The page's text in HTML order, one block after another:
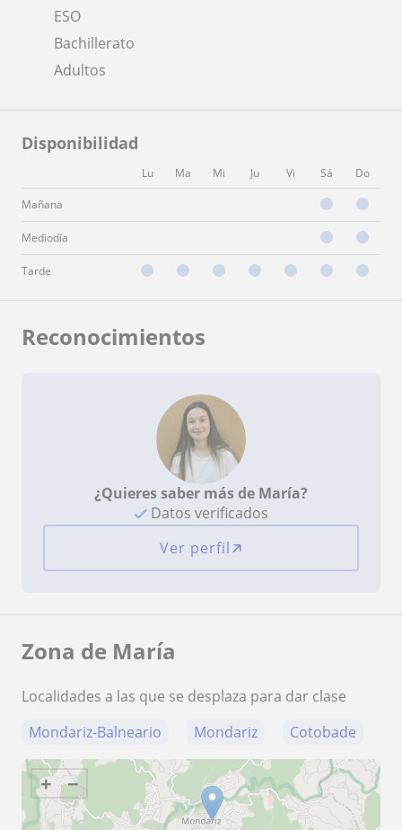
ESO
Bachillerato
Adultos
Disponibilidad
Lu Ma Mi Ju Vi Sá Do
Mañana
Mediodía
Tarde
Reconocimientos
¿Quieres saber más de María?
Datos verificados
Ver perfil
Zona de María
Localidades a las que se desplaza para dar clase
Mondariz-Balneario
Mondariz Cotobade
+ −